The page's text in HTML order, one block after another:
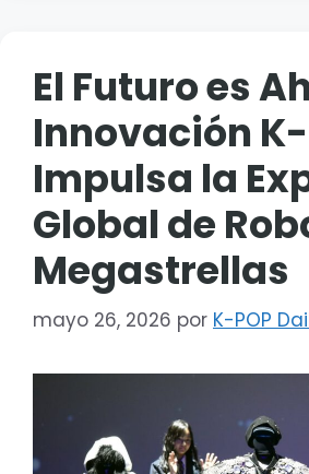
El Futuro es
Innovación
Impulsa la
Global de
Megastrellas
mayo 26, 2026 por K-POP